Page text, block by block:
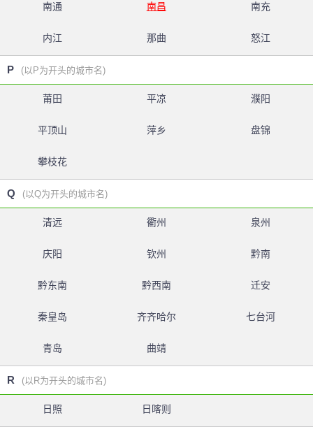
南通 南昌 南充
内江 那曲 怒江
P (以P为开头的城市名)
莆田 平凉 濮阳
平顶山 萍乡 盘锦
攀枝花
Q (以Q为开头的城市名)
清远 衢州 泉州
庆阳 钦州 黔南
黔东南 黔西南 迁安
秦皇岛 齐齐哈尔 七台河
青岛 曲靖
R (以R为开头的城市名)
日照 日喀则